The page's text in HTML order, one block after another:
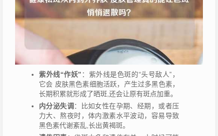
紫外线“作妖” ：紫外线是色斑的“头号敌人”，
它会 皮肤黑色素细胞活跃，产生过多黑色素，
长期积累就形成了晒斑,还会让原有斑点加重。
内分泌失调 ：比如女性在孕期、经期，或者压
力大、熬夜时，体内激素水平波动，容易导致
黑色素代谢紊乱,长出黄褐斑。